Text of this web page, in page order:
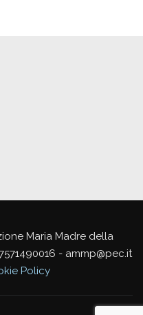
Maria Madre della
- ammp@pec.it
Policy